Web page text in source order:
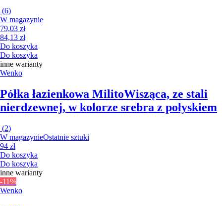
(6)
W magazynie
79,03 zł
84,13 zł
Do koszyka
Do koszyka
inne warianty
Wenko
Półka łazienkowa MilitoWisząca, ze stali
nierdzewnej, w kolorze srebra z połyskiem
(2)
W magazynieOstatnie sztuki
94 zł
Do koszyka
Do koszyka
inne warianty
-11%
Wenko